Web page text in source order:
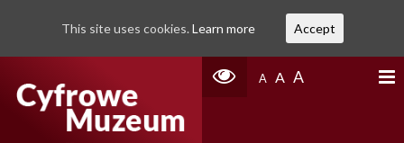
A A A
This site uses cookies. Learn more Accept